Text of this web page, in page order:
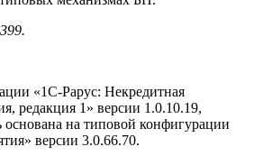
«1С-Рарус: Некредитная
редакция 1» версии 1.0.10.19,
основана на типовой конфигурации
версии 3.0.66.70.